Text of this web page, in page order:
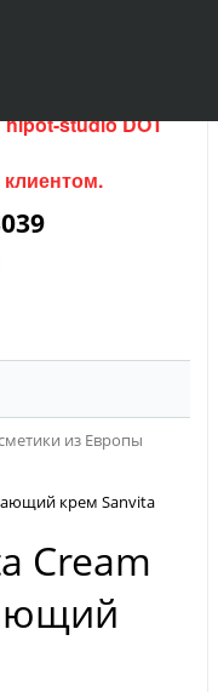
продается, для
hipot-studio DOT
из Европы
крем Sanvita
Cream